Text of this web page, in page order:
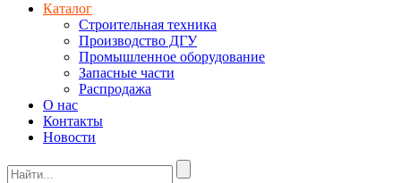
Каталог
Строительная техника
Производство ДГУ
Промышленное оборудование
Запасные части
Распродажа
О нас
Контакты
Новости